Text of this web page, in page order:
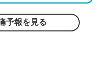
予報を見る